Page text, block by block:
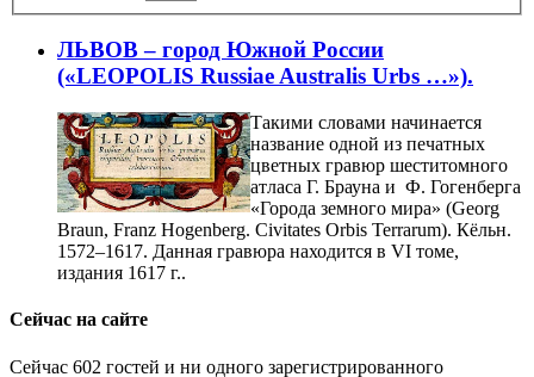
ЛЬВОВ – город Южной России
(«LEOPOLIS Russiae Australis Urbs …»).
Такими словами начинается
название одной из печатных
цветных гравюр шеститомного
атласа Г. Брауна и Ф. Гогенберга
«Города земного мира» (Georg
Braun, Franz Hogenberg. Civitates Orbis Terrarum). Кёльн.
1572–1617. Данная гравюра находится в VI томе,
издания 1617 г..
Сейчас на сайте
Сейчас 602 гостей и ни одного зарегистрированного